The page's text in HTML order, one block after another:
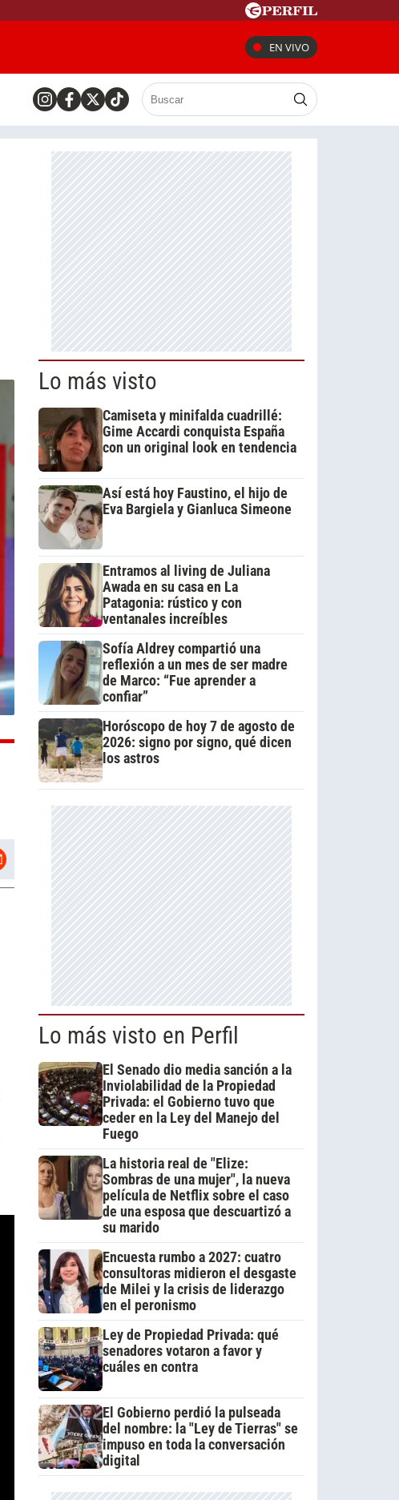
EN VIVO
Lo más visto
Camiseta y minifalda cuadrillé:
Gime Accardi conquista España
con un original look en tendencia
Así está hoy Faustino, el hijo de
Eva Bargiela y Gianluca Simeone
Entramos al living de Juliana
Awada en su casa en La
Patagonia: rústico y con
ventanales increíbles
Sofía Aldrey compartió una
reflexión a un mes de ser madre
de Marco: “Fue aprender a
confiar”
Horóscopo de hoy 7 de agosto de
2026: signo por signo, qué dicen
los astros
Lo más visto en Perfil
El Senado dio media sanción a la
Inviolabilidad de la Propiedad
Privada: el Gobierno tuvo que
ceder en la Ley del Manejo del
Fuego
La historia real de "Elize:
Sombras de una mujer", la nueva
película de Netflix sobre el caso
de una esposa que descuartizó a
su marido
Encuesta rumbo a 2027: cuatro
consultoras midieron el desgaste
de Milei y la crisis de liderazgo
en el peronismo
Ley de Propiedad Privada: qué
senadores votaron a favor y
cuáles en contra
El Gobierno perdió la pulseada
del nombre: la "Ley de Tierras" se
impuso en toda la conversación
digital